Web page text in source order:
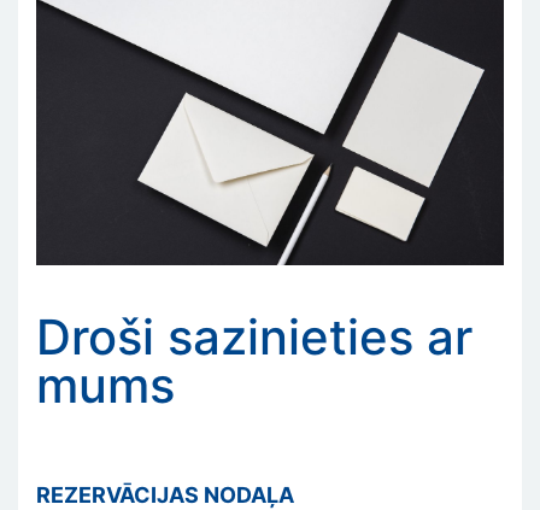
Droši sazinieties ar
mums
REZERVĀCIJAS NODAĻA